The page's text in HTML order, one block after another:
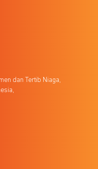
dan Tertib Niaga,